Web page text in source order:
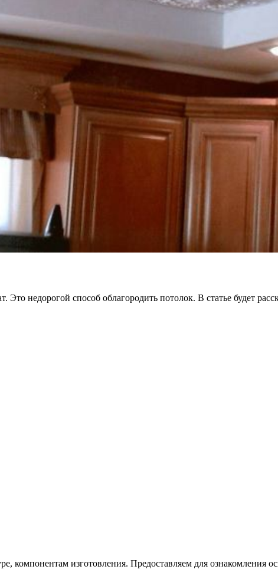
недорогой способ облагородить потолок. В статье будет
компонентам изготовления. Предоставляем для ознакомления